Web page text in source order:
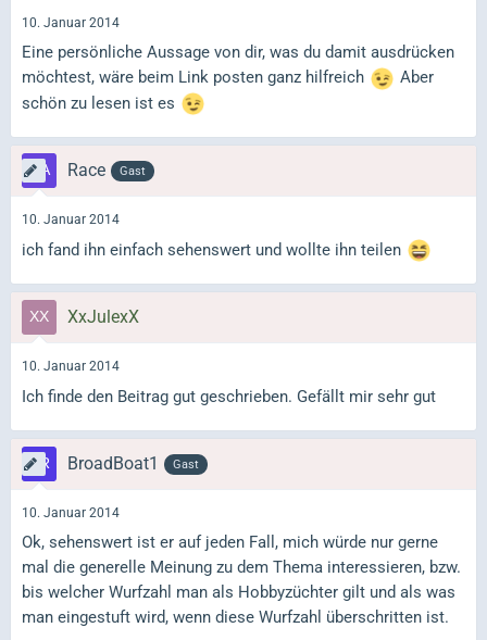
10. Januar 2014
Eine persönliche Aussage von dir, was du damit ausdrücken
möchtest, wäre beim Link posten ganz hilfreich
Aber
schön zu lesen ist es
Race Gast
10. Januar 2014
ich fand ihn einfach sehenswert und wollte ihn teilen
XxJulexX
10. Januar 2014
Ich finde den Beitrag gut geschrieben. Gefällt mir sehr gut
BroadBoat1 Gast
10. Januar 2014
Ok, sehenswert ist er auf jeden Fall, mich würde nur gerne
mal die generelle Meinung zu dem Thema interessieren, bzw.
bis welcher Wurfzahl man als Hobbyzüchter gilt und als was
man eingestuft wird, wenn diese Wurfzahl überschritten ist.